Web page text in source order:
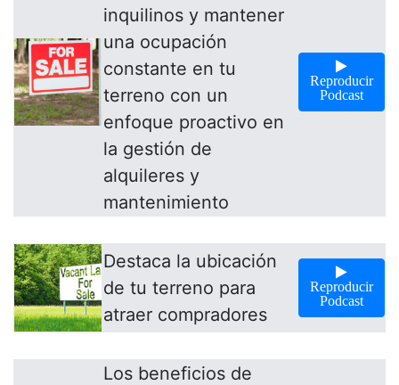
inquilinos y mantener
una ocupación
constante en tu
terreno con un
enfoque proactivo en
la gestión de
alquileres y
mantenimiento
Reproducir
Podcast
Destaca la ubicación
de tu terreno para
atraer compradores
Reproducir
Podcast
Los beneficios de